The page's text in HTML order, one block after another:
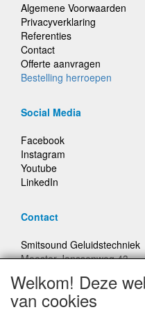
Algemene Voorwaarden
Privacyverklaring
Referenties
Contact
Offerte aanvragen
Bestelling herroepen
Social Media
Facebook
Instagram
Youtube
LinkedIn
Contact
Smitsound Geluidstechniek
Meester Janssenweg 43
E-mail: info@smitsound.nl
Telefoon: +31-(0)6-22256322
Welkom! Deze
van cookies